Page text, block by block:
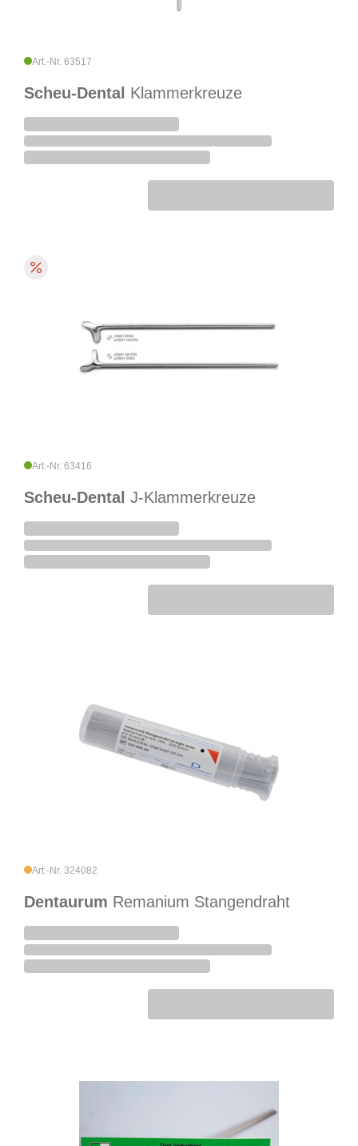
Art.-Nr. 63517
Scheu-Dental Klammerkreuze
Art.-Nr. 63416
Scheu-Dental J-Klammerkreuze
Art.-Nr. 324082
Dentaurum Remanium Stangendraht